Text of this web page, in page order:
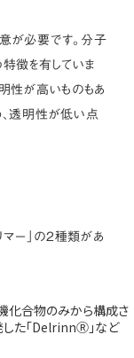
が必要です。分子
徴を有していま
性が高いものもあ
透明性が低い点
マー」の2種類があ
化合物のみから構成さ
した「DelrinnⓇ」など